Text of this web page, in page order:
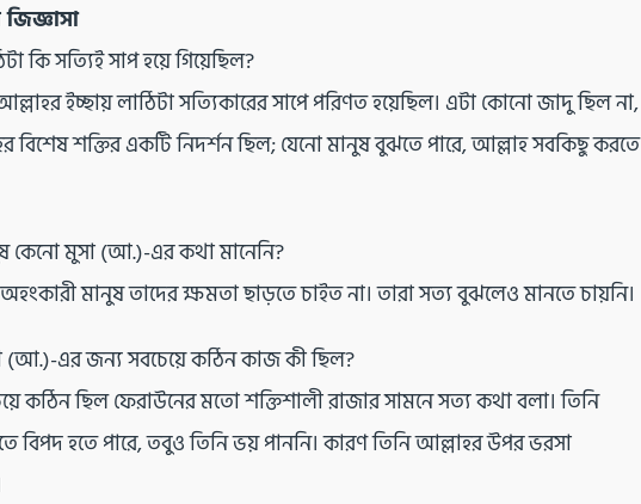
কি সত্যিই সাপ হয়ে গিয়েছিল?
ইচ্ছায় লাঠিটা সত্যিকারের সাপে পরিণত হয়েছিল। এটা কোনো জাদু ছিল না,
বিশেষ শক্তির একটি নিদর্শন ছিল; যেনো মানুষ বুঝতে পারে, আল্লাহ সবকিছু করতে
কেনো মুসা (আ.)-এর কথা মানেনি?
মানুষ তাদের ক্ষমতা ছাড়তে চাইত না। তারা সত্য বুঝলেও মানতে চায়নি।
(আ.)-এর জন্য সবচেয়ে কঠিন কাজ কী ছিল?
কঠিন ছিল ফেরাউনের মতো শক্তিশালী রাজার সামনে সত্য কথা বলা। তিনি
বিপদ হতে পারে, তবুও তিনি ভয় পাননি। কারণ তিনি আল্লাহর উপর ভরসা